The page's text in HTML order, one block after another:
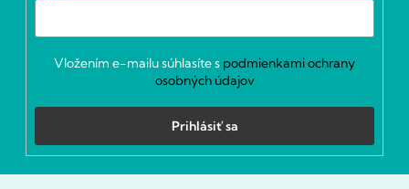
Vložením e-mailu súhlasíte s podmienkami ochrany
osobných údajov
Prihlásiť sa